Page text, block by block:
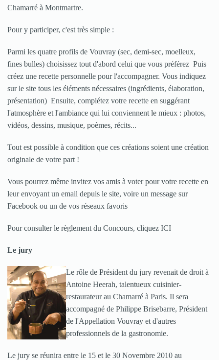
Chamarré à Montmartre.
Pour y participer, c'est très simple :
Parmi les quatre profils de Vouvray (sec, demi-sec, moelleux,
fines bulles) choisissez tout d'abord celui que vous préférez Puis
créez une recette personnelle pour l'accompagner. Vous indiquez
sur le site tous les éléments nécessaires (ingrédients, élaboration,
présentation) Ensuite, complétez votre recette en suggérant
l'atmosphère et l'ambiance qui lui conviennent le mieux : photos,
vidéos, dessins, musique, poèmes, récits...
Tout est possible à condition que ces créations soient une création
originale de votre part !
Vous pourrez même invitez vos amis à voter pour votre recette en
leur envoyant un email depuis le site, voire un message sur
Facebook ou un de vos réseaux favoris
Pour consulter le règlement du Concours, cliquez ICI
Le jury
Le rôle de Président du jury revenait de droit à
Antoine Heerah, talentueux cuisinier-
restaurateur au Chamarré à Paris. Il sera
accompagné de Philippe Brisebarre, Président
de l'Appellation Vouvray et d'autres
professionnels de la gastronomie.
Le jury se réunira entre le 15 et le 30 Novembre 2010 au